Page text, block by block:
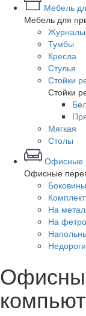
Мебель
Мебель для
Тумбы
Кресла
Стулья
Стойки
Стойки
Мягкая
Столы
Офисные
Офисные
Боковины
На
На